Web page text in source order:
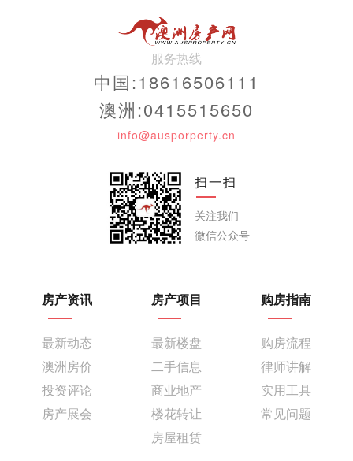
服务热线
中国:18616506111
澳洲:0415515650
info@ausporperty.cn
扫一扫
关注我们
微信公众号
房产资讯
最新动态
澳洲房价
投资评论
房产展会
房产项目
最新楼盘
二手信息
商业地产
楼花转让
房屋租赁
购房指南
购房流程
律师讲解
实用工具
常见问题